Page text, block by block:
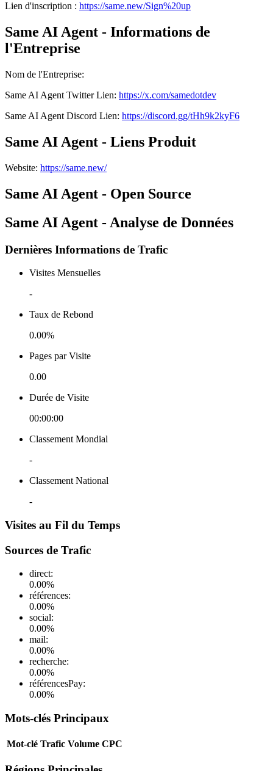
Lien d'inscription : https://same.new/Sign%20up
Same AI Agent - Informations de
l'Entreprise
Nom de l'Entreprise:
Same AI Agent Twitter Lien: https://x.com/samedotdev
Same AI Agent Discord Lien: https://discord.gg/tHh9k2kyF6
Same AI Agent - Liens Produit
Website: https://same.new/
Same AI Agent - Open Source
Same AI Agent - Analyse de Données
Dernières Informations de Trafic
Visites Mensuelles
-
Taux de Rebond
0.00%
Pages par Visite
0.00
Durée de Visite
00:00:00
Classement Mondial
-
Classement National
-
Visites au Fil du Temps
Sources de Trafic
direct:
0.00%
références:
0.00%
social:
0.00%
mail:
0.00%
recherche:
0.00%
référencesPay:
0.00%
Mots-clés Principaux
Mot-clé Trafic Volume CPC